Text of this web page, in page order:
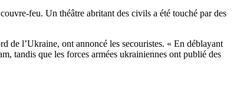
feu. Un théâtre abritant des civils a été touché par des
de l’Ukraine, ont annoncé les secouristes. « En déblayant
tandis que les forces armées ukrainiennes ont publié des